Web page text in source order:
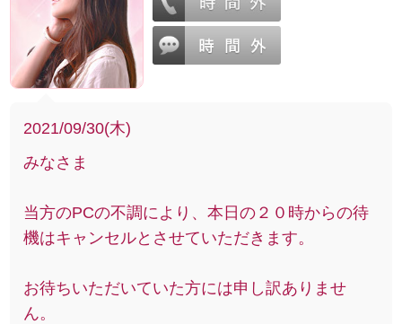
2021/09/30(木)
みなさま
当方のPCの不調により、本日の２０時からの待
機はキャンセルとさせていただきます。
お待ちいただいていた方には申し訳ありませ
ん。